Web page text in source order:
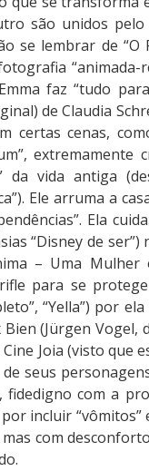
são unidos
se lembrar de
faz “tudo
de Claudia
certas cenas,
da vida antiga
Ele arruma a
Ela
“Disney de ser”)
– Uma
para se
“Yella”) por
(Jürgen Vogel,
Joia (visto que
seus
com a
incluir
com